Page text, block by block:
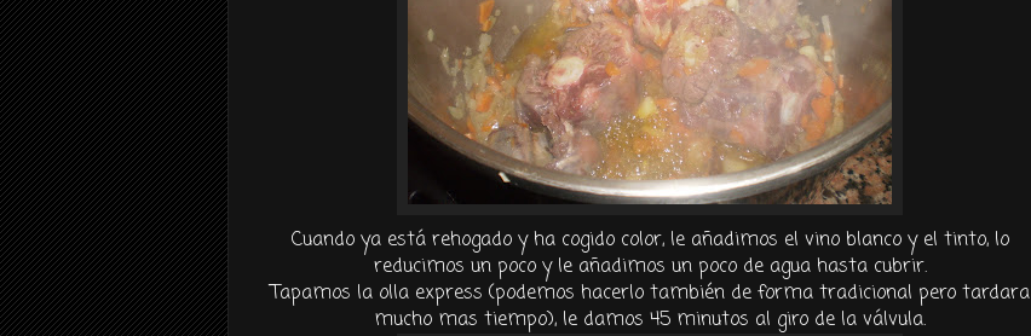
Cuando ya está rehogado y ha cogido color, le añadimos el vino blanco y el tinto, lo
reducimos un poco y le añadimos un poco de agua hasta cubrir.
Tapamos la olla express (podemos hacerlo tambiénde forma tradicional pero tardara
mucho mas tiempo), le damos 45 minutos al giro de la válvula.